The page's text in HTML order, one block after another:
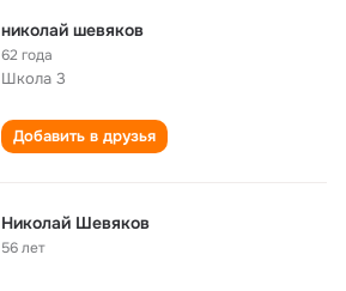
николай шевяков
62 года
Школа 3
Добавить в друзья
Николай Шевяков
56 лет